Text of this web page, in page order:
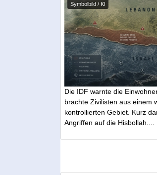
Symbolbild / KI
Die IDF warnte die
brachte Zivilisten aus einem
kontrollierten Gebiet. Kurz
Angriffen auf die Hisbollah....